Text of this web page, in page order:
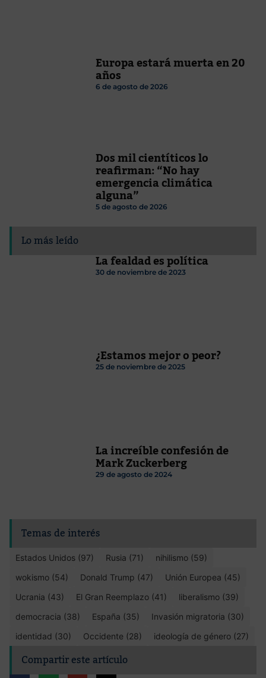
Europa estará muerta en 20
años
6 de agosto de 2026
Dos mil cientíticos lo
reafirman: “No hay
emergencia climática
alguna”
5 de agosto de 2026
Lo más leído
La fealdad es política
30 de noviembre de 2023
¿Estamos mejor o peor?
25 de noviembre de 2025
La increíble confesión de
Mark Zuckerberg
29 de agosto de 2024
Temas de interés
Estados Unidos (97) Rusia (71)
nihilismo (59)
wokismo (54)
Donald Trump (47)
Unión Europea (45)
Ucrania (43)
El Gran Reemplazo (41)
liberalismo (39)
democracia (38)
España (35)
Invasión migratoria (30)
identidad (30)
Occidente (28) ideología de género (27)
Compartir este artículo